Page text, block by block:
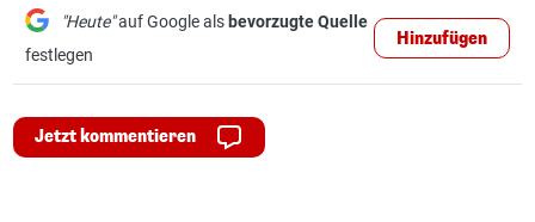
"Heute"auf Google als bevorzugte Quelle
festlegen
Hinzufügen
Jetzt kommentieren